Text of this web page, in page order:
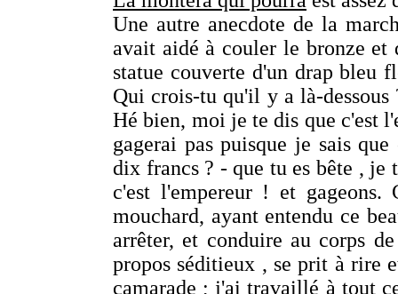
Une autre anecdote de la
avait aidé à couler le bronze
statue couverte d'un drap bleu
Qui crois-tu qu'il y a là-
Hé bien, moi je te dis que c'est
gagerai pas puisque je sais
dix francs ? - que tu es bête , je
c'est l'empereur ! et
mouchard, ayant entendu ce
arrêter, et conduire au corps
propos séditieux , se prit à rire
camarade ; j'ai travaillé à tout